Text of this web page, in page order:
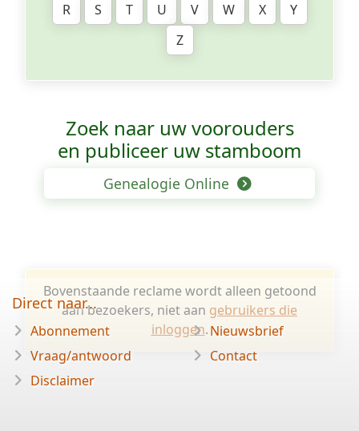
R
S T U V W X
Y
Z
Zoek naar uw voorouders
en publiceer uw stamboom
Genealogie Online
Bovenstaande reclame wordt alleen getoond
aan bezoekers, niet aan gebruikers die
inloggen.
Direct naar...
Abonnement
Vraag/antwoord
Disclaimer
Nieuwsbrief
Contact